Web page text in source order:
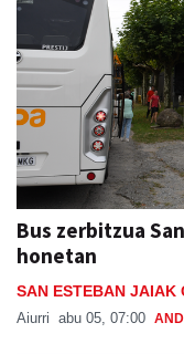
Bus zerbitzua
honetan
SAN ESTEBAN JAIAK
Aiurri abu 05, 07:00